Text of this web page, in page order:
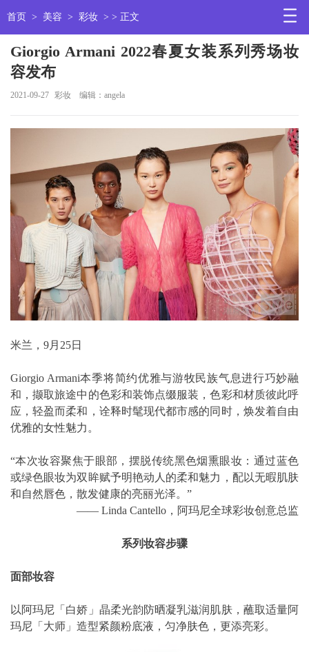
首页 > 美容 > 彩妆 > > 正文
Giorgio Armani 2022春夏女装系列秀场妆
容发布
2021-09-27 彩妆 编辑：angela
米兰，9月25日
Giorgio Armani本季将简约优雅与游牧民族气息进行巧妙融
和，撷取旅途中的色彩和装饰点缀服装，色彩和材质彼此呼
应，轻盈而柔和，诠释时髦现代都市感的同时，焕发着自由
优雅的女性魅力。
“本次妆容聚焦于眼部，摆脱传统黑色烟熏眼妆：通过蓝色
或绿色眼妆为双眸赋予明艳动人的柔和魅力，配以无暇肌肤
和自然唇色，散发健康的亮丽光泽。”
—— Linda Cantello，阿玛尼全球彩妆创意总监
系列妆容步骤
面部妆容
以阿玛尼「白娇」晶柔光韵防晒凝乳滋润肌肤，蘸取适量阿
玛尼「大师」造型紧颜粉底液，匀净肤色，更添亮彩。